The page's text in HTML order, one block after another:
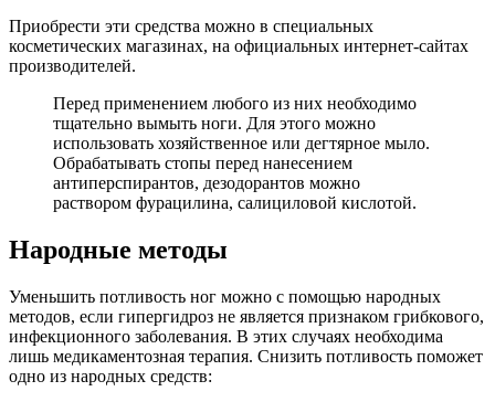
Приобрести эти средства можно в специальных
косметических магазинах, на официальных интернет-сайтах
производителей.
Перед применением любого из них необходимо
тщательно вымыть ноги. Для этого можно
использовать хозяйственное или дегтярное мыло.
Обрабатывать стопы перед нанесением
антиперспирантов, дезодорантов можно
раствором фурацилина, салициловой кислотой.
Народные методы
Уменьшить потливость ног можно с помощью народных
методов, если гипергидроз не является признаком грибкового,
инфекционного заболевания. В этих случаях необходима
лишь медикаментозная терапия. Снизить потливость поможет
одно из народных средств: